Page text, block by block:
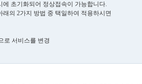
에 초기화되어 정상접속이 가능합니다.
의 2가지 방법 중 택일하여 적용하시면
로 서비스를 변경